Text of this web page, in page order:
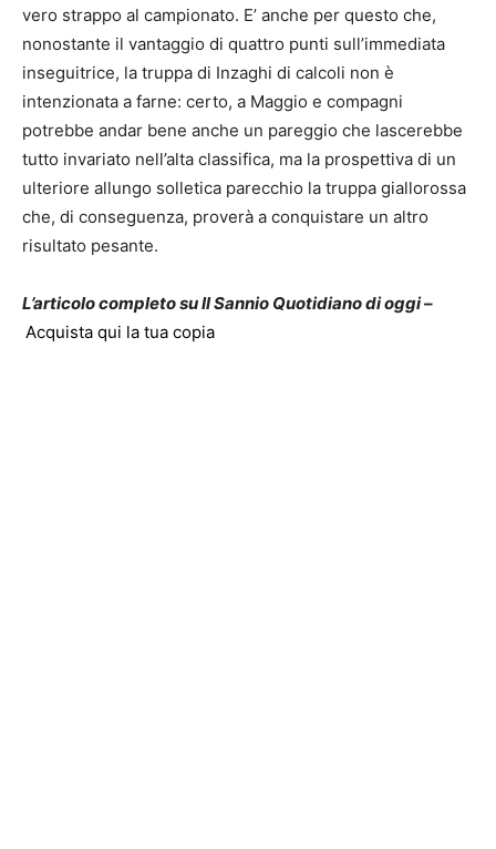
vero strappo al campionato. E’ anche per questo che,
nonostante il vantaggio di quattro punti sull’immediata
inseguitrice, la truppa di Inzaghi di calcoli non è
intenzionata a farne: certo, a Maggio e compagni
potrebbe andar bene anche un pareggio che lascerebbe
tutto invariato nell’alta classifica, ma la prospettiva di un
ulteriore allungo solletica parecchio la truppa giallorossa
che, di conseguenza, proverà a conquistare un altro
risultato pesante.
L’articolo completo su Il Sannio Quotidiano di oggi –
Acquista qui la tua copia